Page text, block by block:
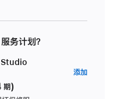
务计划？
Studio
期)
添加